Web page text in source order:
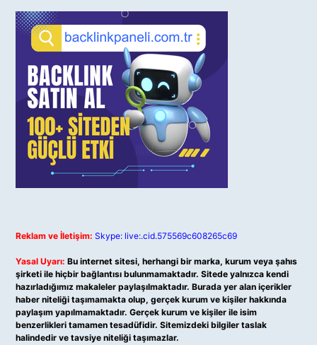
Reklam ve İletişim: Skype: live:.cid.575569c608265c69
Yasal Uyarı: Bu internet sitesi, herhangi bir marka, kurum veya şahıs
şirketi ile hiçbir bağlantısı bulunmamaktadır. Sitede yalnızca kendi
hazırladığımız makaleler paylaşılmaktadır. Burada yer alan içerikler
haber niteliği taşımamakta olup, gerçek kurum ve kişiler hakkında
paylaşım yapılmamaktadır. Gerçek kurum ve kişiler ile isim
benzerlikleri tamamen tesadüfidir. Sitemizdeki bilgiler taslak
halindedir ve tavsiye niteliği taşımazlar.